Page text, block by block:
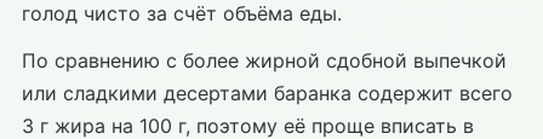
голод чисто за счёт объёма еды.
По сравнению с более жирной сдобной выпечкой
или сладкими десертами баранка содержит всего
3 г жира на 100 г, поэтому её проще вписать в